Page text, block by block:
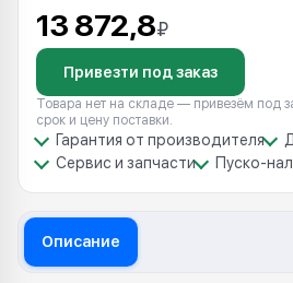
13 872,8₽
Привезти под заказ
Товара нет на складе — привезём под
срок и цену поставки.
Гарантия от производителя
Сервис и запчасти
Пуско-
Описание